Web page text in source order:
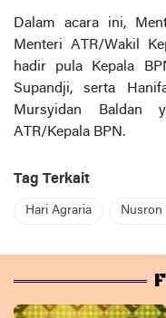
Dalam acara ini,
Menteri ATR/Wakil
hadir pula Kepala
Supandji, serta
Mursyidan Baldan
ATR/Kepala BPN.
Tag Terkait
Hari Agraria Nusron